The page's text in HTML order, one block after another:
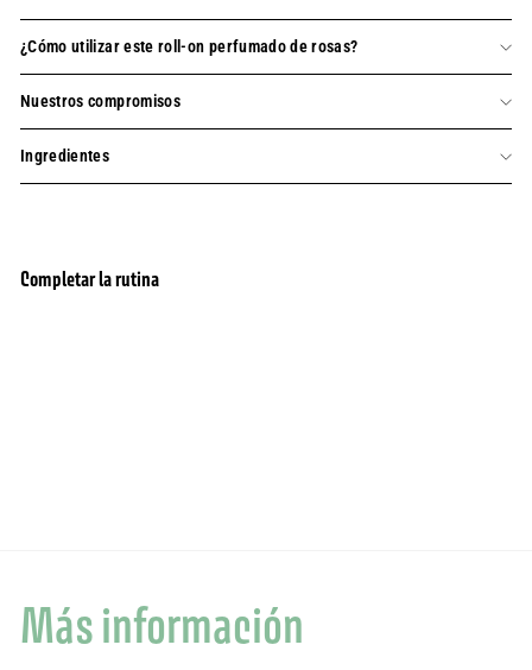
¿Cómo utilizar este roll-on perfumado de rosas?
Nuestros compromisos
Ingredientes
Completar la rutina
Más información